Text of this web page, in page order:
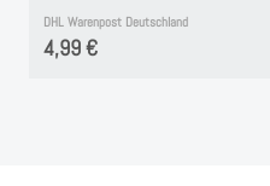
DHL Warenpost Deutschland
4,99 €